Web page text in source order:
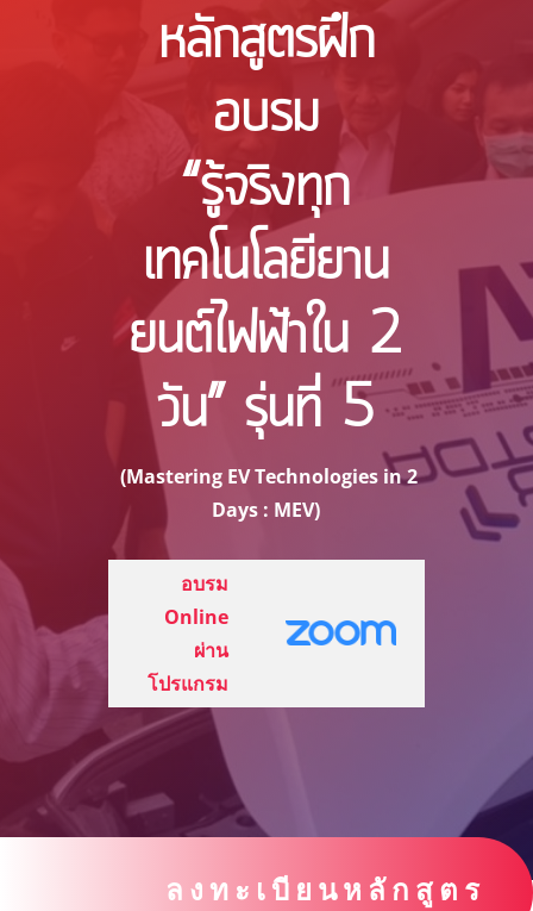
หลักสูตรฝึก
อบรม
“รู้จริงทุก
เทคโนโลยียาน
ยนต์ไฟฟ้าใน 2
วัน” รุ่นที่ 5
(Mastering EV Technologies in 2
Days : MEV)
อบรม
Online
ผ่าน
โปรแกรม
ลงทะเบียนหลักสูตร